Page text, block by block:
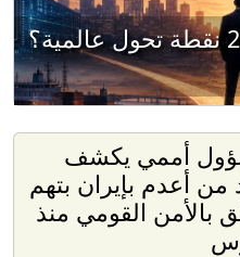
أممي يكشف
من أعدم بإيران بتهم
بالأمن القومي منذ